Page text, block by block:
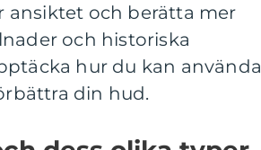
ansiktet och berätta mer
och historiska
hur du kan använda
din hud.